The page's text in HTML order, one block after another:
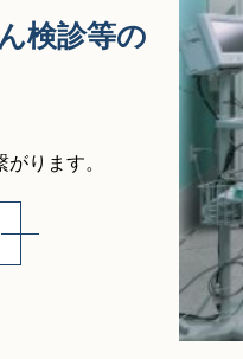
検診等の
ります。